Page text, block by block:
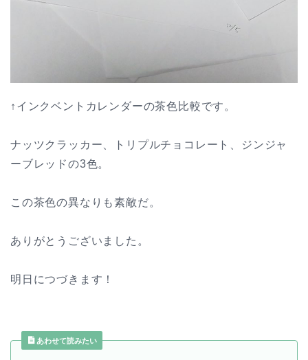
↑インクベントカレンダーの茶色比較です。
ナッツクラッカー、トリプルチョコレート、ジンジャ
ーブレッドの3色。
この茶色の異なりも素敵だ。
ありがとうございました。
明日につづきます！
あわせて読みたい